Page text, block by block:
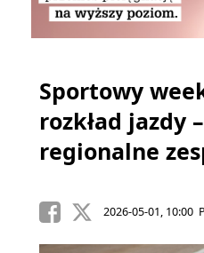
Sportowy
rozkład jazdy
regionalne
2026-05-01, 10:00